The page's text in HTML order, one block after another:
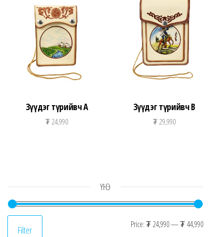
Зүүдэг түрийвч A
₮24,990
Зүүдэг түрийвч B
₮29,990
ҮНЭ
Min
Max
Filter Price:₮ 24,990—₮ 44,990